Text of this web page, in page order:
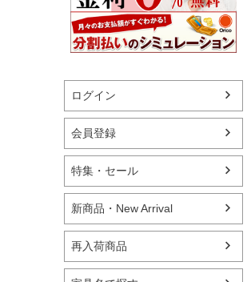
ログイン
会員登録
特集・セール
新商品・New Arrival
再入荷商品